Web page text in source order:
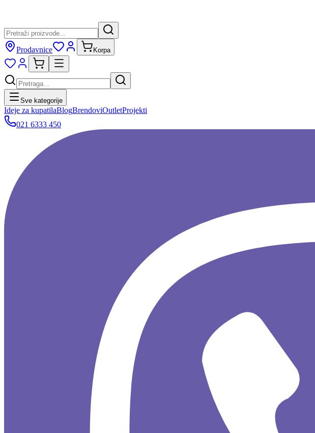
Prodavnice Korpa
Sve kategorije
Ideje za kupatilaBlogBrendoviOutletProjekti
021 6333 450